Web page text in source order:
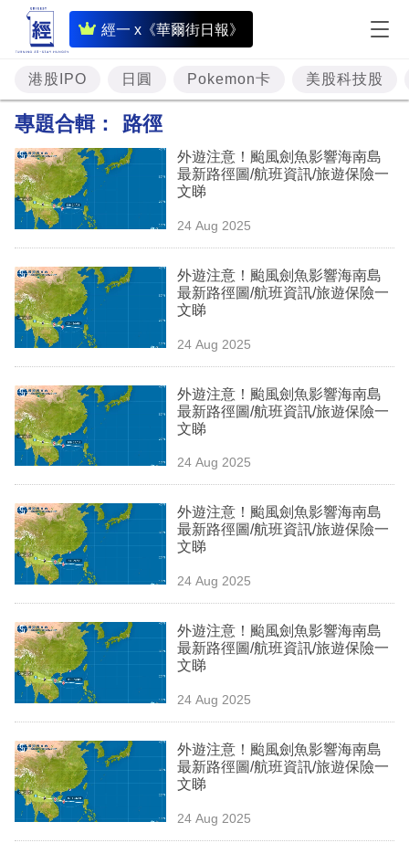
經一 x《華爾街日報》
即
時
財
經
題
資
樓
商
技
職
生
欄
港股IPO 日圓 Pokemon卡 美股科技股
專題合輯： 路徑
外遊注意！颱風劍魚影響海南島
最新路徑圖/航班資訊/旅遊保險一
文睇
24 Aug 2025
外遊注意！颱風劍魚影響海南島
最新路徑圖/航班資訊/旅遊保險一
文睇
24 Aug 2025
外遊注意！颱風劍魚影響海南島
最新路徑圖/航班資訊/旅遊保險一
文睇
24 Aug 2025
外遊注意！颱風劍魚影響海南島
最新路徑圖/航班資訊/旅遊保險一
文睇
24 Aug 2025
外遊注意！颱風劍魚影響海南島
最新路徑圖/航班資訊/旅遊保險一
文睇
24 Aug 2025
外遊注意！颱風劍魚影響海南島
最新路徑圖/航班資訊/旅遊保險一
文睇
24 Aug 2025